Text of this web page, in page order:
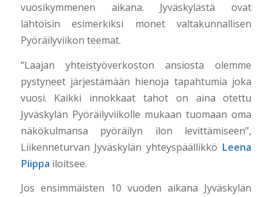
vuosikymmenen aikana. Jyväskylästä ovat
lähtöisin esimerkiksi monet valtakunnallisen
Pyöräilyviikon teemat.
“Laajan yhteistyöverkoston ansiosta olemme
pystyneet järjestämään hienoja tapahtumia joka
vuosi. Kaikki innokkaat tahot on aina otettu
Jyväskylän Pyöräilyviikolle mukaan tuomaan oma
näkökulmansa pyöräilyn ilon levittämiseen”,
Liikenneturvan Jyväskylän yhteyspäällikkö Leena
Piippa iloitsee.
Jos ensimmäisten 10 vuoden aikana Jyväskylän